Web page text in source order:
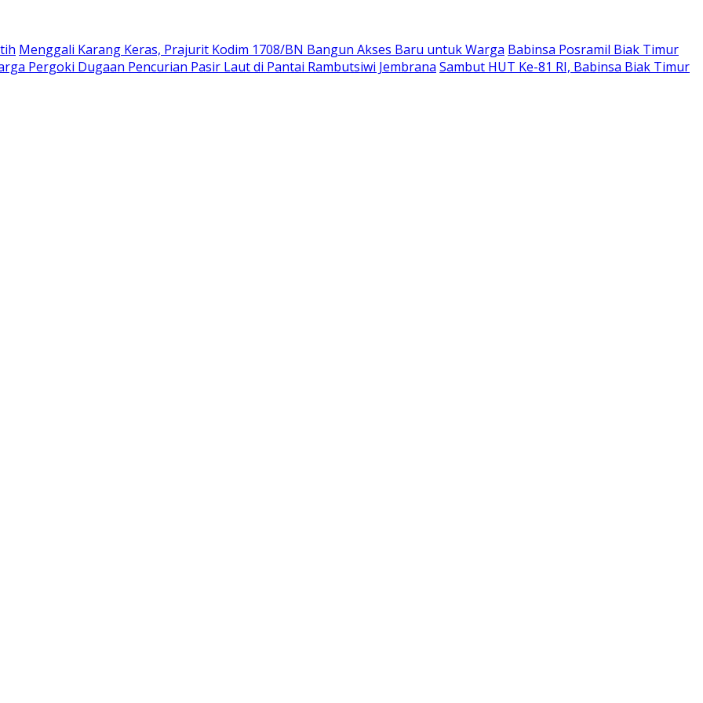
Menggali Karang Keras, Prajurit Kodim 1708/BN Bangun Akses Baru untuk Warga Babinsa Posramil Biak Timur
Pergoki Dugaan Pencurian Pasir Laut di Pantai Rambutsiwi Jembrana Sambut HUT Ke-81 RI, Babinsa Biak Timur